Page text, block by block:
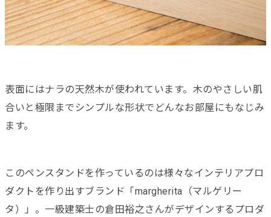
表面にはナラの天然木が使われています。木のやさしい肌
合いと極限までシンプルな形状でどんなお部屋にもなじみ
ます。
このペンスタンドを作っているのは様々なインテリアプロ
ダクトを作り出すブランド「margherita（マルゲリー
タ）」。一級建築士の倉田裕之さんがデザインするプロダ